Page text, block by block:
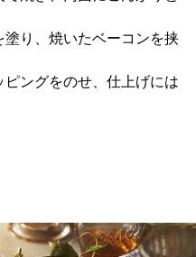
塗り、焼いたベーコンを挟
ピングをのせ、仕上げには